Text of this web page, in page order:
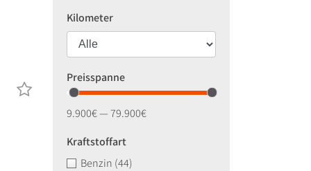
Kilometer
Preisspanne
9.900€ — 79.900€
Kraftstoffart
Benzin (44)